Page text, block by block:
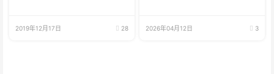
2019年12月17日 28 2026年04月12日 3